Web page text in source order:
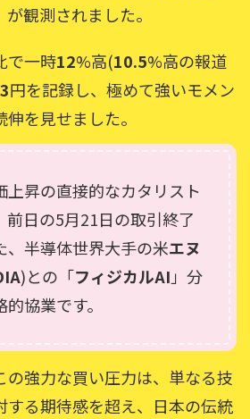
が観測されました。
で一時12%高(10.5%高の報道
円を記録し、極めて強いモメン
を見せました。
上昇の直接的なカタリスト
前日の5月21日の取引終了
、半導体世界大手の米エヌ
)との「フィジカルAI」分
協業です。
の強力な買い圧力は、単なる技
する期待感を超え、日本の伝統